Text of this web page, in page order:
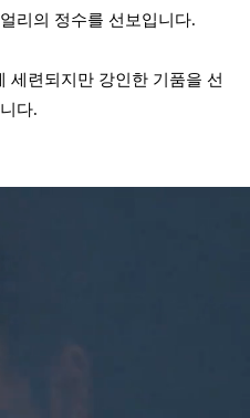
리의 정수를 선보입니다.
세련되지만 강인한 기품을 선
다.